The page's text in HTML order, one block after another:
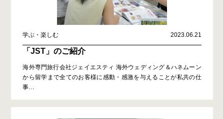
学ぶ・楽しむ 2023.06.21
「JST」のご紹介
海外専門旅行会社ジェイエスティ 海外ウェディング＆ハネムーン
から留学まで全てのお客様に感動・感激を与えることが私共の仕
事